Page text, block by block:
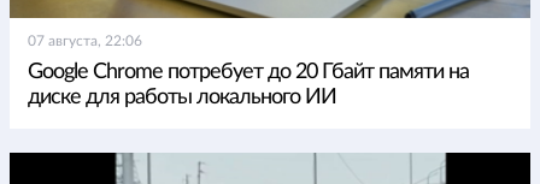
07 августа, 22:06
Google Chrome потребует до 20 Гбайт памяти на
диске для работы локального ИИ